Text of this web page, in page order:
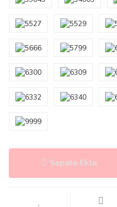
Sepete Ekle